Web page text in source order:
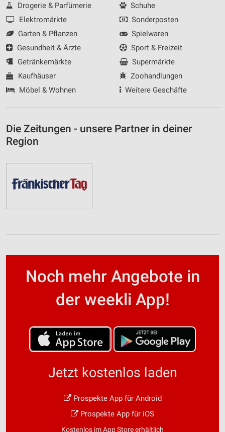
Drogerie & Parfümerie
Elektromärkte
Garten & Pflanzen
Gesundheit & Ärzte
Getränkemärkte
Kaufhäuser
Möbel & Wohnen
Schuhe
Sonderposten
Spielwaren
Sport & Freizeit
Supermärkte
Zoohandlungen
Weitere Geschäfte
Die Zeitungen - unsere Partner in deiner
Region
Noch mehr Angebote in
der weekli App!
Jetzt kostenlos laden
Prospekte App für Android
Prospekte App für iOS
Kostenlos im App Store erhältlich